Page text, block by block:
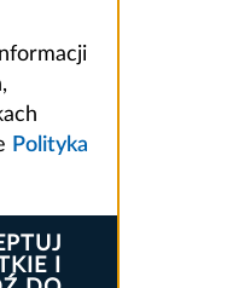
Polityka
I